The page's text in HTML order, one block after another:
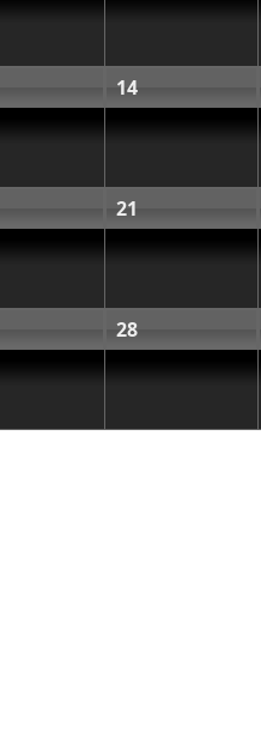
14
21
28